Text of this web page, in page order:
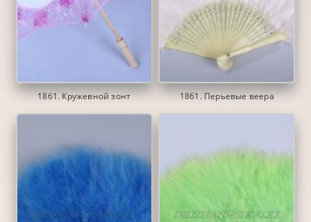
1861. Кружевной зонт 1861. Перьевые веера